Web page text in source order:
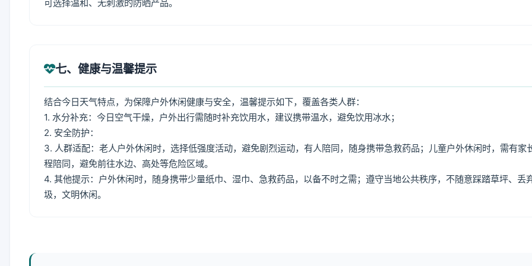
可选择温和、无刺激的防晒产品。
七、健康与温馨提示
结合今日天气特点，为保障户外休闲健康与安全，温馨提示如下，覆盖各类人群：
1. 水分补充：今日空气干燥，户外出行需随时补充饮用水，建议携带温水，避免饮用冰水；
2. 安全防护：
3. 人群适配：老人户外休闲时，选择低强度活动，避免剧烈运动，有人陪同，随身携带急救药品；儿童户外休闲时，需有家
程陪同，避免前往水边、高处等危险区域。
4. 其他提示：户外休闲时，随身携带少量纸巾、湿巾、急救药品，以备不时之需；遵守当地公共秩序，不随意踩踏草坪、丢
圾，文明休闲。